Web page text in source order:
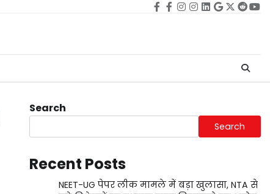
Facebook
facebook
Instagram
instagram
Linkedin
google
Twitter
reddit
Search
Search
Recent Posts
NEET-UG पेपर लीक मामले में बड़ा खुलासा, NTA से